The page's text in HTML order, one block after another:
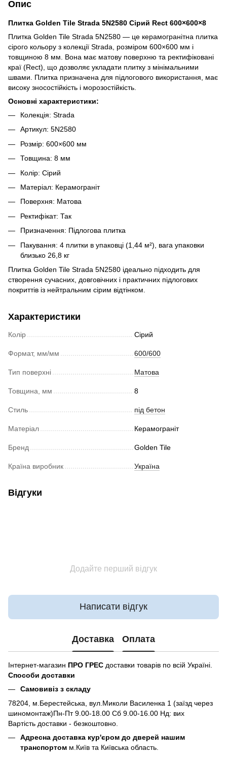
Опис
Плитка Golden Tile Strada 5N2580 Сірий Rect 600×600×8
Плитка Golden Tile Strada 5N2580 — це керамогранітна плитка
сірого кольору з колекції Strada, розміром 600×600 мм і
товщиною 8 мм. Вона має матову поверхню та ректифіковані
краї (Rect), що дозволяє укладати плитку з мінімальними
швами. Плитка призначена для підлогового використання, має
високу зносостійкість і морозостійкість.
Основні характеристики:
Колекція: Strada
Артикул: 5N2580
Розмір: 600×600 мм
Товщина: 8 мм
Колір: Сірий
Матеріал: Керамограніт
Поверхня: Матова
Ректифікат: Так
Призначення: Підлогова плитка
Пакування: 4 плитки в упаковці (1,44 м²), вага упаковки
близько 26,8 кг
Плитка Golden Tile Strada 5N2580 ідеально підходить для
створення сучасних, довговічних і практичних підлогових
покриттів із нейтральним сірим відтінком.
Характеристики
Колір Сірий
Формат, мм/мм 600/600
Тип поверхні Матова
Товщина, мм 8
Стиль під бетон
Матеріал Керамограніт
Бренд Golden Tile
Країна виробник Україна
Відгуки
Додайте перший відгук
Написати відгук
Доставка Оплата
Інтернет-магазин ПРО ГРЕС доставки товарів по всій Україні.
Способи доставки
Самовивіз з складу
78204, м.Берестейська, вул.Миколи Василенка 1 (заїзд через
шиномонтаж)Пн-Пт 9.00-18.00 Сб 9.00-16.00 Нд: вих
Вартість доставки - безкоштовно.
Адресна доставка кур'єром до дверей нашим
транспортом м.Київ та Київська область.